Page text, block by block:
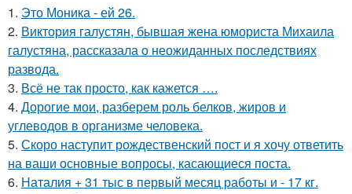
1. Это Моника - ей 26.
2. Виктория галустян, бывшая жена юмориста Михаила
галустяна, рассказала о неожиданных последствиях
развода.
3. Всё не так просто, как кажется ….
4. Дорогие мои, разберем роль белков, жиров и
углеводов в организме человека.
5. Скоро наступит рождественский пост и я хочу ответить
на ваши основные вопросы, касающиеся поста.
6. Наталия + 31 тыс в первый месяц работы и - 17 кг.